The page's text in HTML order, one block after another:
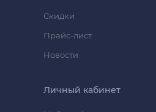
Скидки
Прайс-лист
Новости
Личный кабинет